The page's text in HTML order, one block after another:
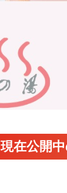
現在公開